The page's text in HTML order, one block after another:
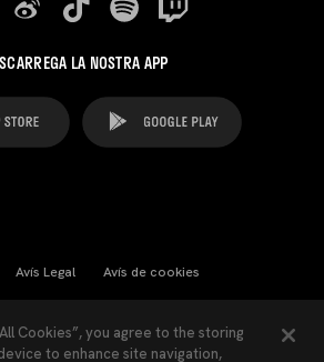
LA NOSTRA APP
Avís Legal Avís de cookies
Política de Privacitat
Cookies”, you agree to the storing
to enhance site navigation,